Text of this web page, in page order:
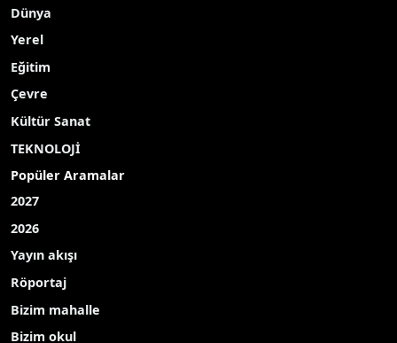
Dünya
Yerel
Eğitim
Çevre
Kültür Sanat
TEKNOLOJİ
Popüler Aramalar
2027
2026
Yayın akışı
Röportaj
Bizim mahalle
Bizim okul